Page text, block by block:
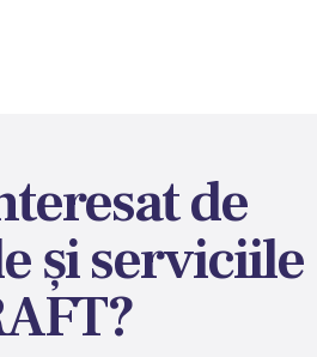
de
și serviciile